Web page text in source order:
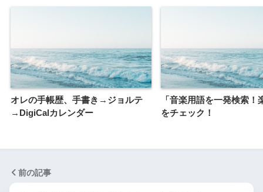
オレの手帳歴、手書き→ジョルテ
→DigiCalカレンダー
「音楽用語を一発検索！
をチェック！
前の記事